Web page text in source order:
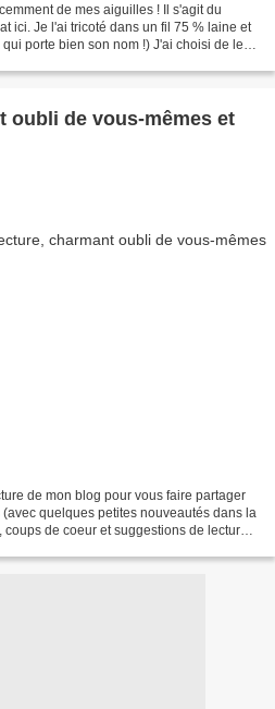
de mes aiguilles ! Il s'agit du
ici. Je l'ai tricoté dans un fil 75 % laine et
porte bien son nom !) J'ai choisi de le
oubli de vous-mêmes et
de mon blog pour vous faire partager
quelques petites nouveautés dans la
de coeur et suggestions de lecture